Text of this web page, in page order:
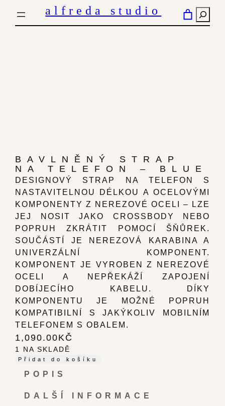
PŘESKOČIT
NA
alfreda studio
BAVLNĚNÝ STRAP
NA TELEFON – BLUE
DESIGNOVÝ STRAP NA TELEFON S
NASTAVITELNOU DÉLKOU A OCELOVÝMI
KOMPONENTY Z NEREZOVÉ OCELI – LZE
JEJ NOSIT JAKO CROSSBODY NEBO
POPRUH ZKRÁTIT POMOCÍ ŠŇŮREK.
SOUČÁSTÍ JE NEREZOVÁ KARABINA A
UNIVERZÁLNÍ KOMPONENT.
KOMPONENT JE VYROBEN Z NEREZOVÉ
OCELI A NEPŘEKÁŽÍ ZAPOJENÍ
DOBÍJECÍHO KABELU. DÍKY
KOMPONENTU JE MOŽNÉ POPRUH
KOMPATIBILNÍ S JAKÝKOLIV MOBILNÍM
TELEFONEM S OBALEM.
1,090.00KČ
1 NA SKLADĚ
Přidat do košíku
POPIS
DALŠÍ INFORMACE